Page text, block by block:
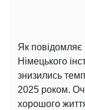
Як повідомляє
Німецького
знизились
2025 роком.
хорошого